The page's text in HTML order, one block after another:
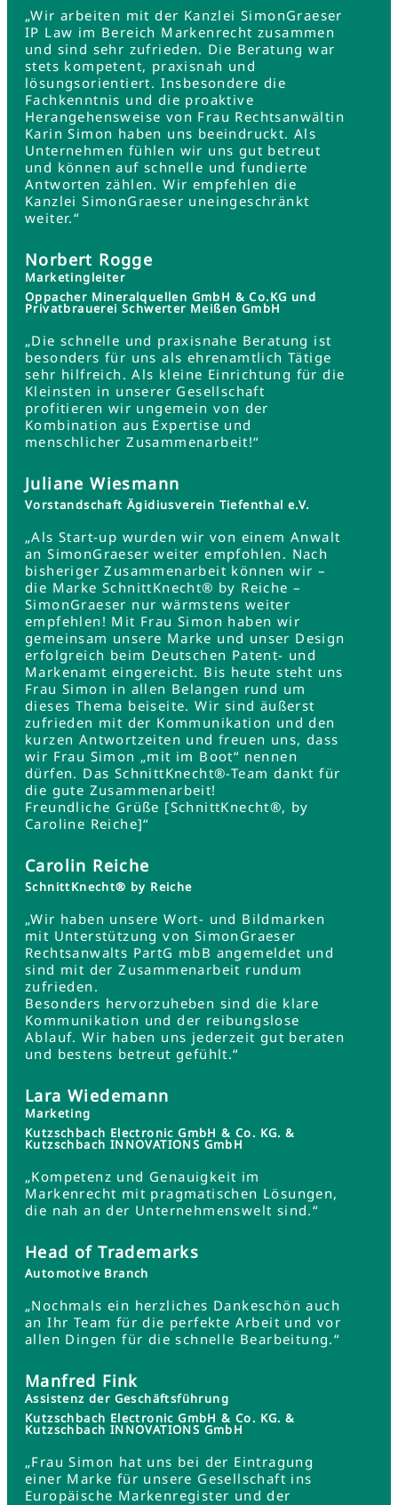
„Wir arbeiten mit der Kanzlei SimonGraeser
IP Law im Bereich Markenrecht zusammen
und sind sehr zufrieden. Die Beratung war
stets kompetent, praxisnah und
lösungsorientiert. Insbesondere die
Fachkenntnis und die proaktive
Herangehensweise von Frau Rechtsanwältin
Karin Simon haben uns beeindruckt. Als
Unternehmen fühlen wir uns gut betreut
und können auf schnelle und fundierte
Antworten zählen. Wir empfehlen die
Kanzlei SimonGraeser uneingeschränkt
weiter.“
Norbert Rogge
Marketingleiter
Oppacher Mineralquellen GmbH & Co.KG und
Privatbrauerei Schwerter Meißen GmbH
„Die schnelle und praxisnahe Beratung ist
besonders für uns als ehrenamtlich Tätige
sehr hilfreich. Als kleine Einrichtung für die
Kleinsten in unserer Gesellschaft
profitieren wir ungemein von der
Kombination aus Expertise und
menschlicher Zusammenarbeit!“
Juliane Wiesmann
Vorstandschaft Ägidiusverein Tiefenthal e.V.
„Als Start-up wurden wir von einem Anwalt
an SimonGraeser weiter empfohlen. Nach
bisheriger Zusammenarbeit können wir –
die Marke SchnittKnecht® by Reiche –
SimonGraeser nur wärmstens weiter
empfehlen! Mit Frau Simon haben wir
gemeinsam unsere Marke und unser Design
erfolgreich beim Deutschen Patent- und
Markenamt eingereicht. Bis heute steht uns
Frau Simon in allen Belangen rund um
dieses Thema beiseite. Wir sind äußerst
zufrieden mit der Kommunikation und den
kurzen Antwortzeiten und freuen uns, dass
wir Frau Simon „mit im Boot“ nennen
dürfen. Das SchnittKnecht®-Team dankt für
die gute Zusammenarbeit!
Freundliche Grüße [SchnittKnecht®, by
Caroline Reiche]“
Carolin Reiche
SchnittKnecht® by Reiche
„Wir haben unsere Wort- und Bildmarken
mit Unterstützung von SimonGraeser
Rechtsanwalts PartG mbB angemeldet und
sind mit der Zusammenarbeit rundum
zufrieden.
Besonders hervorzuheben sind die klare
Kommunikation und der reibungslose
Ablauf. Wir haben uns jederzeit gut beraten
und bestens betreut gefühlt.“
Lara Wiedemann
Marketing
Kutzschbach Electronic GmbH & Co. KG. &
Kutzschbach INNOVATIONS GmbH
„Kompetenz und Genauigkeit im
Markenrecht mit pragmatischen Lösungen,
die nah an der Unternehmenswelt sind.“
Head of Trademarks
Automotive Branch
„Nochmals ein herzliches Dankeschön auch
an Ihr Team für die perfekte Arbeit und vor
allen Dingen für die schnelle Bearbeitung.“
Manfred Fink
Assistenz der Geschäftsführung
Kutzschbach Electronic GmbH & Co. KG. &
Kutzschbach INNOVATIONS GmbH
„Frau Simon hat uns bei der Eintragung
einer Marke für unsere Gesellschaft ins
Europäische Markenregister und der